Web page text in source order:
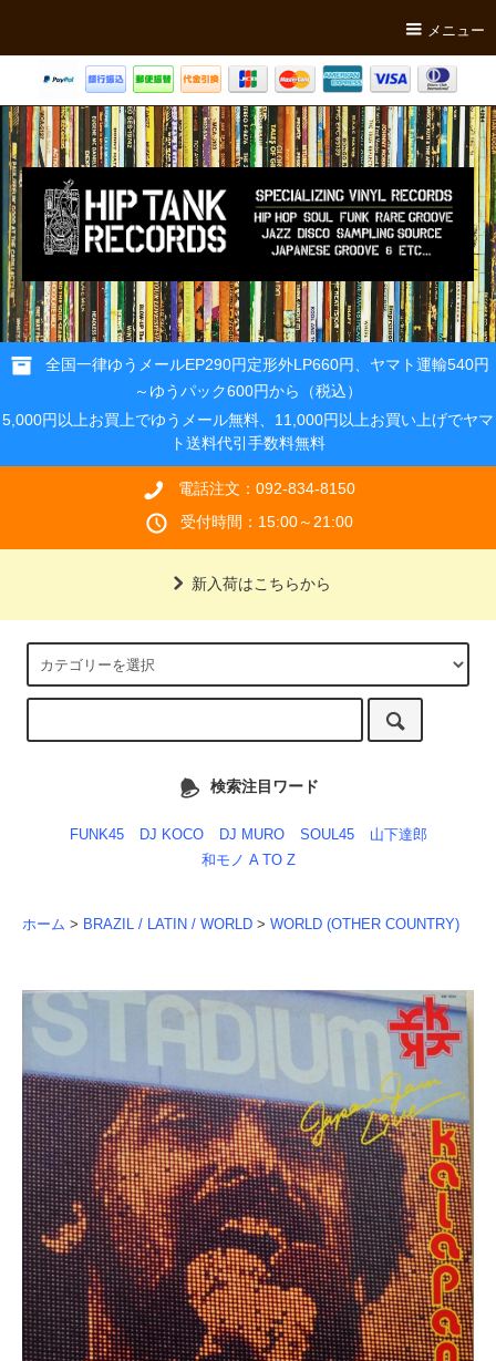
メニュー
全国一律ゆうメールEP290円定形外LP660円、ヤマト運輸540円
～ゆうパック600円から（税込）
5,000円以上お買上でゆうメール無料、11,000円以上お買い上げでヤマ
ト送料代引手数料無料
電話注文：092-834-8150
受付時間：15:00～21:00
新入荷はこちらから
検索注目ワード
FUNK45 DJ KOCO DJ MURO SOUL45
山下達郎
和モノ A TO Z
ホーム > BRAZIL / LATIN / WORLD > WORLD (OTHER COUNTRY)